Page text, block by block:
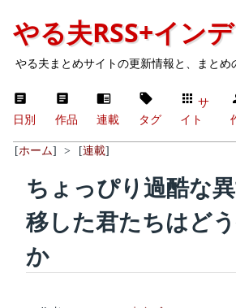
やる夫RSS+イン
やる夫まとめサイトの更新情報と、まとめ
日別 作品 連載 タグ
サ
イト
[ホーム] > [連載]
ちょっぴり過酷な
移した君たちはど
か